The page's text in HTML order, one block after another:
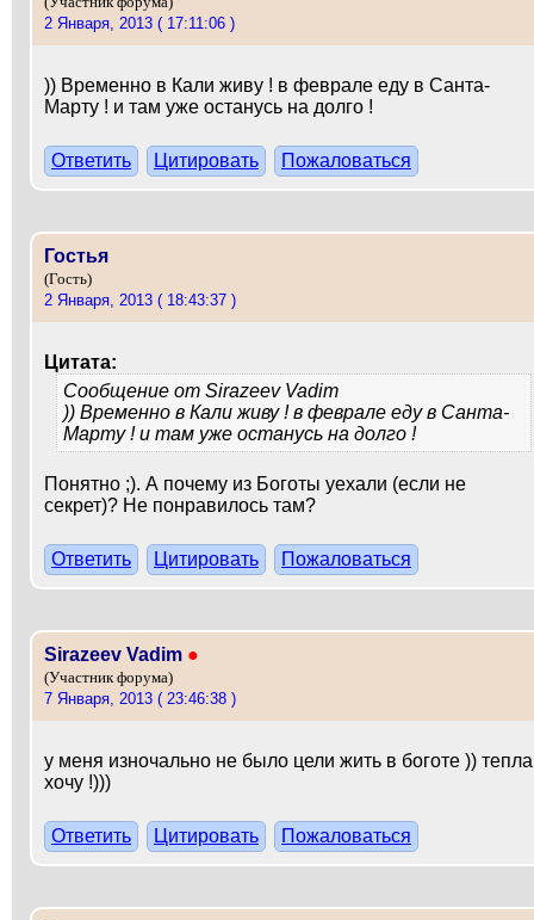
2 Января, 2013 ( 17:11:06 )
)) Временно в Кали живу ! в феврале еду в Санта-
Марту ! и там уже останусь на долго !
Ответить Цитировать Пожаловаться
Гостья
(Гость)
2 Января, 2013 ( 18:43:37 )
Цитата:
Сообщение от Sirazeev Vadim
)) Временно в Кали живу ! в феврале еду в Санта-
Марту ! и там уже останусь на долго !
Понятно ;). А почему из Боготы уехали (если не
секрет)? Не понравилось там?
Ответить Цитировать Пожаловаться
Sirazeev Vadim ●
(Участник форума)
7 Января, 2013 ( 23:46:38 )
у меня изночально не было цели жить в боготе )) тепла
хочу !)))
Ответить Цитировать Пожаловаться